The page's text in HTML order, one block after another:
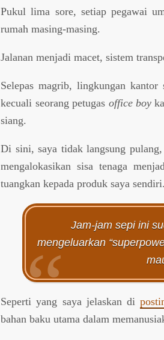
Pukul lima sore, setiap pegawai
rumah masing-masing.
Jalanan menjadi macet, sistem
Selepas magrib, lingkungan
kecuali seorang petugas office boy
siang.
Di sini, saya tidak langsung
mengalokasikan sisa tenaga
tuangkan kepada produk saya sendiri.
Jam-jam sepi ini
mengeluarkan
Seperti yang saya jelaskan di
bahan baku utama dalam